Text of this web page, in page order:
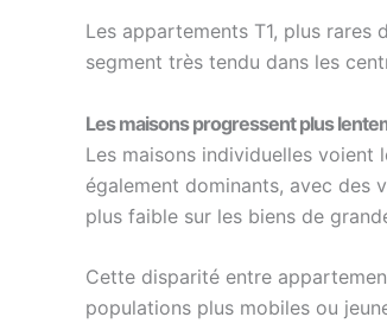
Les appartements T1, plus
segment très tendu dans les
Les maisons progressent plus
Les maisons individuelles voient
également dominants, avec des
plus faible sur les biens de
Cette disparité entre
populations plus mobiles ou